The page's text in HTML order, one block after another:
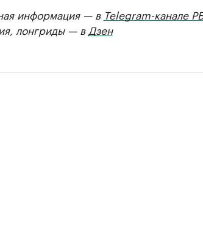
информация — в Telegram-канале
лонгриды — в Дзен